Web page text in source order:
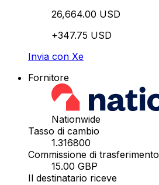
26,664.00 USD
+347.75 USD
Invia con Xe
Fornitore
Nationwide
Tasso di cambio
1.316800
Commissione di trasferimento
15.00 GBP
Il destinatario riceve